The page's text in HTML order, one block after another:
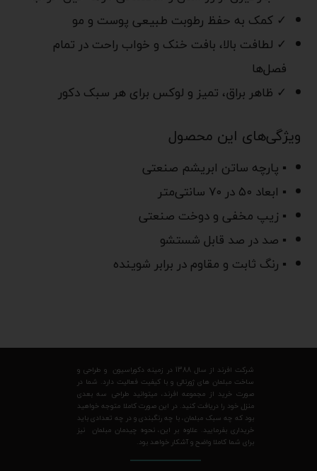
✓ کمک به حفظ رطوبت طبیعی پوست و مو
✓ لطافت بالا، بافت خنک و خواب راحت در تمام
فصل‌ها
✓ ظاهر براق، تمیز و لوکس برای هر سبک دکور
ویژگی‌های این محصول
▪ پارچه ساتن ابریشم صنعتی
▪ ابعاد ۵۰ در ۷۰ سانتی‌متر
▪ زیپ مخفی و دوخت صنعتی
▪ صد در صد قابل شستشو
▪ رنگ ثابت و مقاوم در برابر شوینده
شرکت افرند از سال 1388 در زمینه دکوراسیون و طراحی و
ساخت مبلمان های ژورنالی و با کیفیت فعالیت دارد. شما در
صورت خرید از مجموعه افرند، میتوانید طراحی سه بعدی
منزل خود را دریافت کنید. در این صورت کاملا متوجه خواهید
بود که چه سبک مبلمان، با چه رنگبندی و در چه تعدادی باید
خریداری بفرمایید. علاوه بر این، نحوه چیدمان مبلمان نیز
برای شما کاملا واضح و آشکار خواهد بود.